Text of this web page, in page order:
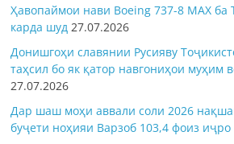
Ҳавопаймои нави Boeing 737-8 MAX ба
карда шуд 27.07.2026
Донишгоҳи славянии Русияву
таҳсил бо як қатор навгониҳои муҳим
27.07.2026
Дар шаш моҳи аввали соли 2026
буҷети ноҳияи Варзоб 103,4 фоиз